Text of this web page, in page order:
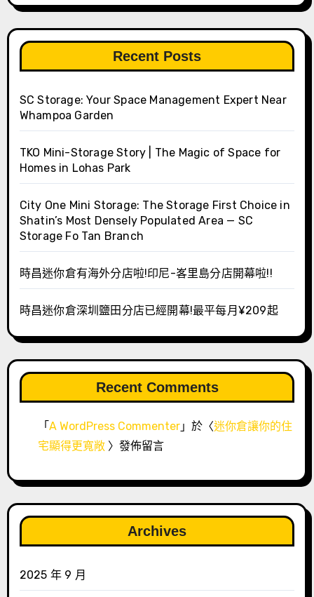
Recent Posts
SC Storage: Your Space Management Expert Near
Whampoa Garden
TKO Mini-Storage Story | The Magic of Space for
Homes in Lohas Park
City One Mini Storage: The Storage First Choice in
Shatin’s Most Densely Populated Area — SC
Storage Fo Tan Branch
時昌迷你倉有海外分店啦!印尼-峉里島分店開幕啦!!
時昌迷你倉深圳鹽田分店已經開幕!最平每月¥209起
Recent Comments
「A WordPress Commenter」於〈迷你倉讓你的住
宅顯得更寬敞 〉發佈留言
Archives
2025 年 9 月